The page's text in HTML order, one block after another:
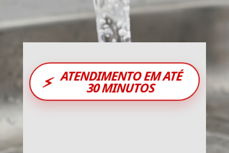
⚡ ATENDIMENTO EM ATÉ
30 MINUTOS